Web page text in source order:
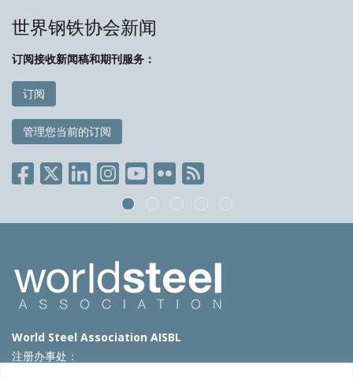
世界钢铁协会新闻
订阅接收新闻稿和期刊服务：
订阅
管理您当前的订阅
World Steel Association AISBL
注册办事处：